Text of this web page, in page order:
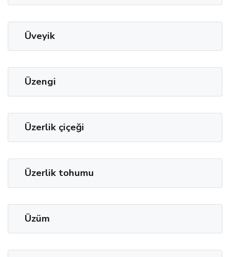
Üveyik
Üzengi
Üzerlik çiçeği
Üzerlik tohumu
Üzüm